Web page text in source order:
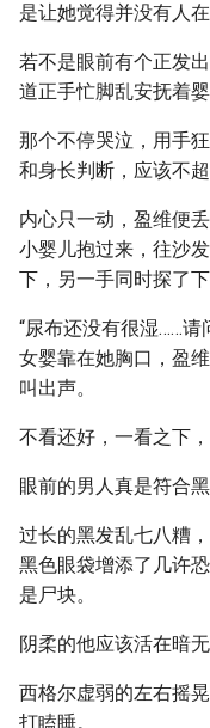
是让她觉得并没有人在
若不是眼前有个正发
道正手忙脚乱安抚着
那个不停哭泣，用手
和身长判断，应该不超
内心只一动，盈维便
小婴儿抱过来，往沙
下，另一手同时探了下
“尿布还没有很湿……请
女婴靠在她胸口，盈
叫出声。
不看还好，一看之下，
眼前的男人真是符合
过长的黑发乱七八糟
黑色眼袋增添了几许
是尸块。
阴柔的他应该活在暗
西格尔虚弱的左右摇
打瞌睡。